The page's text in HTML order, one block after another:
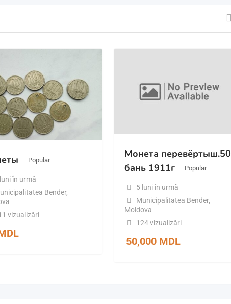
Popular
în urmă
Bender,
vizualizări
Монета перевёртыш.50
бань 1911г
Popular
5 luni în urmă
Municipalitatea Bender,
Moldova
124 vizualizări
50,000 MDL